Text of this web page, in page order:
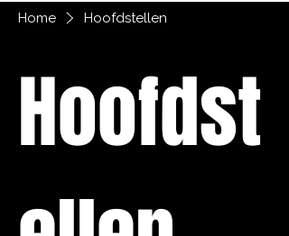
Home Hoofdstellen
Hoofdst